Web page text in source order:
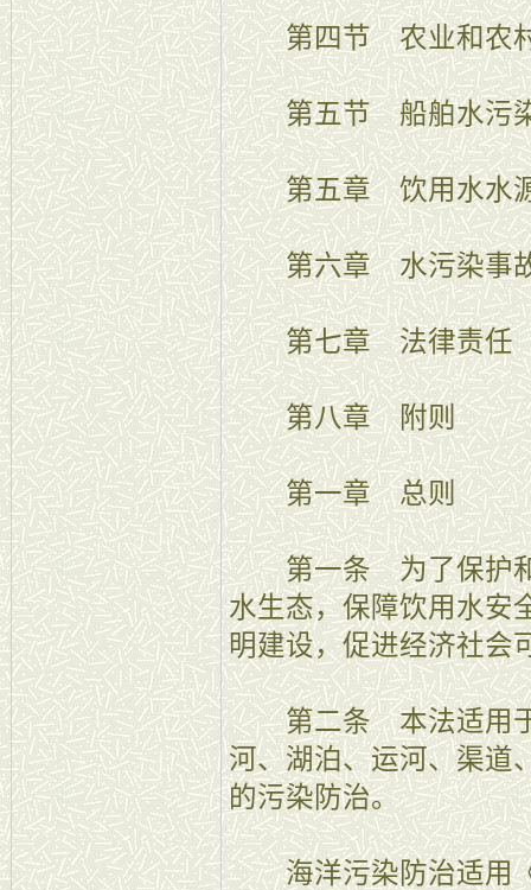
第四节 农业和农村
第五节 船舶水污
第五章 饮用水水源
第六章 水污染事
第七章 法律责任
第八章 附则
第一章 总则
第一条 为了保护和
水生态，保障饮用水安
明建设，促进经济社会
第二条 本法适用于
河、湖泊、运河、渠道
的污染防治。
海洋污染防治适用《